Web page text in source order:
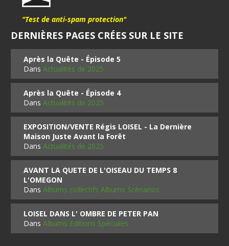
"Test de anti-spam protection"
DERNIÈRES PAGES CRÉES SUR LE SITE
Après la Quête - Épisode 5
DansActualités de 2025
Après la Quête - Épisode 4
DansActualités de 2025
EXPOSITION/VENTE Régis LOISEL - La Dernière
Maison Juste Avant la Forêt
DansActualités de 2025
AVANT LA QUETE DE L'OISEAU DU TEMPS 8
L'OMEGON
DansAlbums collectifs Albums Scénarios
LOISEL DANS L' OMBRE DE PETER PAN
DansAlbums Editions Spéciales